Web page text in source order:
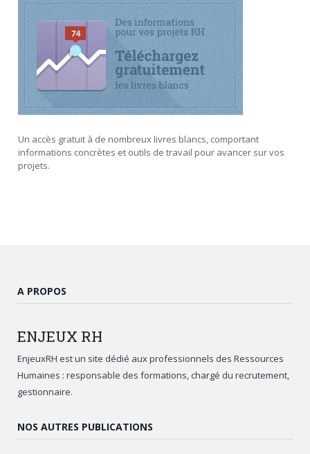
Un accès gratuit à de nombreux livres blancs, comportant
informations concrètes et outils de travail pour avancer sur vos
projets.
A PROPOS
ENJEUX RH
EnjeuxRH est un site dédié aux professionnels des Ressources
Humaines : responsable des formations, chargé du recrutement,
gestionnaire.
NOS AUTRES PUBLICATIONS